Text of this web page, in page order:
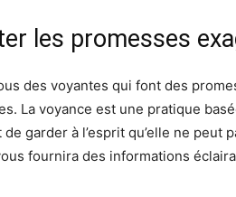
les promesses
des voyantes qui font des
La voyance est une pratique
garder à l’esprit qu’elle ne peut
fournira des informations